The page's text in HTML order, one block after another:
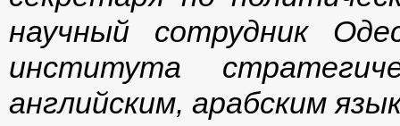
научный сотрудник
института
английским, арабским